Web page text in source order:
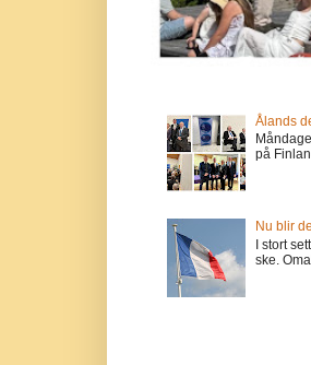
Ålands
på
Nu blir
I stort
ske.